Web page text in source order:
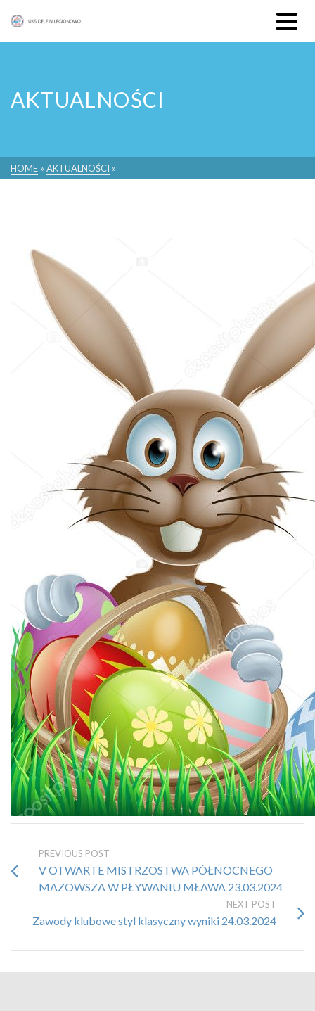
AKTUALNOŚCI
HOME » AKTUALNOŚCI »
PREVIOUS POST
V OTWARTE MISTRZOSTWA PÓŁNOCNEGO
MAZOWSZA W PŁYWANIU MŁAWA 23.03.2024
NEXT POST
Zawody klubowe styl klasyczny wyniki 24.03.2024